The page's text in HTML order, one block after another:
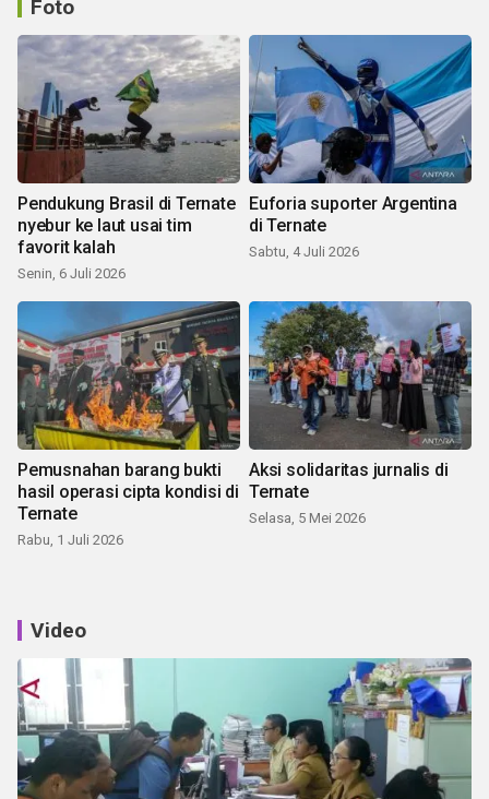
Foto
Pendukung Brasil di Ternate
nyebur ke laut usai tim
favorit kalah
Senin, 6 Juli 2026
Euforia suporter Argentina
di Ternate
Sabtu, 4 Juli 2026
Pemusnahan barang bukti
hasil operasi cipta kondisi di
Ternate
Rabu, 1 Juli 2026
Aksi solidaritas jurnalis di
Ternate
Selasa, 5 Mei 2026
Video